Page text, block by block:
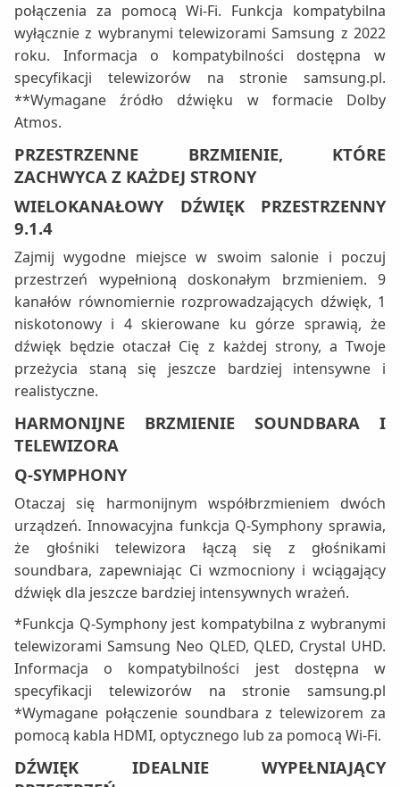
połączenia za pomocą Wi-Fi. Funkcja kompatybilna
wyłącznie z wybranymi telewizorami Samsung z 2022
roku. Informacja o kompatybilności dostępna w
specyfikacji telewizorów na stronie samsung.pl.
**Wymagane źródło dźwięku w formacie Dolby
Atmos.
PRZESTRZENNE BRZMIENIE, KTÓRE
ZACHWYCA Z KAŻDEJ STRONY
WIELOKANAŁOWY DŹWIĘK PRZESTRZENNY
9.1.4
Zajmij wygodne miejsce w swoim salonie i poczuj
przestrzeń wypełnioną doskonałym brzmieniem. 9
kanałów równomiernie rozprowadzających dźwięk, 1
niskotonowy i 4 skierowane ku górze sprawią, że
dźwięk będzie otaczał Cię z każdej strony, a Twoje
przeżycia staną się jeszcze bardziej intensywne i
realistyczne.
HARMONIJNE BRZMIENIE SOUNDBARA I
TELEWIZORA
Q-SYMPHONY
Otaczaj się harmonijnym współbrzmieniem dwóch
urządzeń. Innowacyjna funkcja Q-Symphony sprawia,
że głośniki telewizora łączą się z głośnikami
soundbara, zapewniając Ci wzmocniony i wciągający
dźwięk dla jeszcze bardziej intensywnych wrażeń.
*Funkcja Q-Symphony jest kompatybilna z wybranymi
telewizorami Samsung Neo QLED, QLED, Crystal UHD.
Informacja o kompatybilności jest dostępna w
specyfikacji telewizorów na stronie samsung.pl
*Wymagane połączenie soundbara z telewizorem za
pomocą kabla HDMI, optycznego lub za pomocą Wi-Fi.
DŹWIĘK IDEALNIE WYPEŁNIAJĄCY